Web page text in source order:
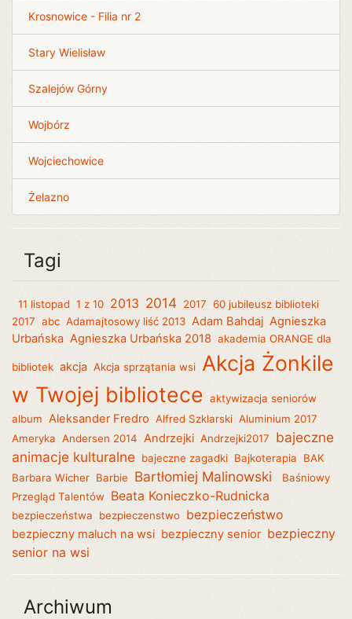
Krosnowice - Filia nr 2
Stary Wielisław
Szalejów Górny
Wojbórz
Wojciechowice
Żelazno
Tagi
11 listopad 1 z 10 2013 2014 2017 60 jubileusz biblioteki
2017 abc Adamajtosowy liść 2013 Adam Bahdaj Agnieszka
Urbańska Agnieszka Urbańska 2018 akademia ORANGE dla
bibliotek akcja Akcja sprzątania wsi Akcja Żonkile
w Twojej bibliotece aktywizacja seniorów
album Aleksander Fredro Alfred Szklarski Aluminium 2017
Ameryka Andersen 2014 Andrzejki Andrzejki2017
bajeczne
animacje kulturalne bajeczne zagadki Bajkoterapia
BAK
Barbara Wicher Barbie Bartłomiej Malinowski
Baśniowy
Przegląd Talentów Beata Konieczko-Rudnicka
bezpieczeństwa bezpieczenstwo bezpieczeństwo
bezpieczny maluch na wsi bezpieczny senior bezpieczny
senior na wsi
Archiwum